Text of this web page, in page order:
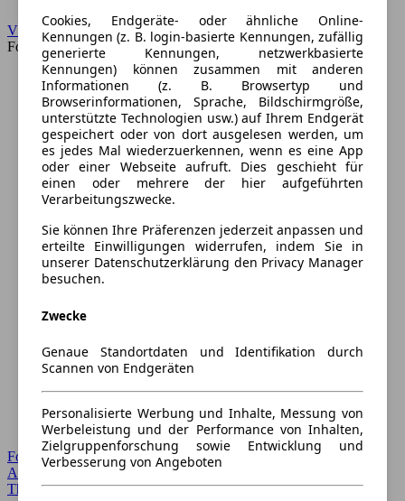
VW
Forum
Forum Startseite
Alle Auto-Foren
Themen-Forum
Cookies, Endgeräte- oder ähnliche Online-
Kennungen (z. B. login-basierte Kennungen, zufällig
generierte Kennungen, netzwerkbasierte
Kennungen) können zusammen mit anderen
Informationen (z. B. Browsertyp und
Browserinformationen, Sprache, Bildschirmgröße,
unterstützte Technologien usw.) auf Ihrem Endgerät
gespeichert oder von dort ausgelesen werden, um
es jedes Mal wiederzuerkennen, wenn es eine App
oder einer Webseite aufruft. Dies geschieht für
einen oder mehrere der hier aufgeführten
Verarbeitungszwecke.
Sie können Ihre Präferenzen jederzeit anpassen und
erteilte Einwilligungen widerrufen, indem Sie in
unserer Datenschutzerklärung den Privacy Manager
besuchen.
Zwecke
Genaue Standortdaten und Identifikation durch
Scannen von Endgeräten
Personalisierte Werbung und Inhalte, Messung von
Werbeleistung und der Performance von Inhalten,
Zielgruppenforschung sowie Entwicklung und
Verbesserung von Angeboten